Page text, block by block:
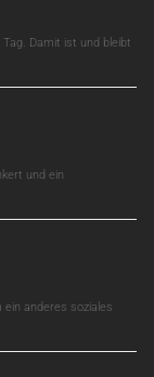
Damit ist und bleibt
und ein
anderes soziales